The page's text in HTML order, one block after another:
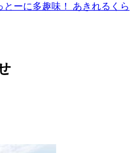
ーに多趣味！ あきれるくら